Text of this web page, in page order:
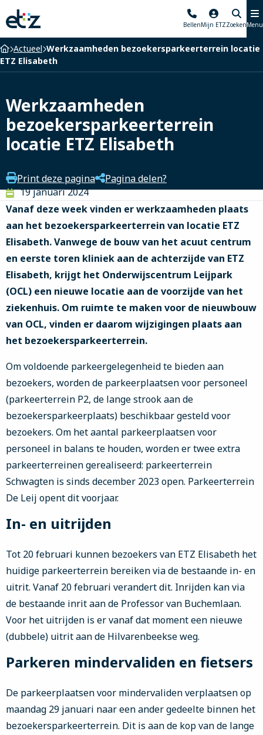
Elisabeth-
TweeSteden
Ziekenhuis
BellenMijn ETZZoekenMenu
Home
Actueel Werkzaamheden bezoekersparkeerterrein locatie
ETZ Elisabeth
Werkzaamheden
bezoekersparkeerterrein
locatie ETZ Elisabeth
Print deze pagina
Pagina delen?
19 januari 2024
Vanaf deze week vinden er werkzaamheden plaats
aan het bezoekersparkeerterrein van locatie ETZ
Elisabeth. Vanwege de bouw van het acuut centrum
en eerste toren kliniek aan de achterzijde van ETZ
Elisabeth, krijgt het Onderwijscentrum Leijpark
(OCL) een nieuwe locatie aan de voorzijde van het
ziekenhuis. Om ruimte te maken voor de nieuwbouw
van OCL, vinden er daarom wijzigingen plaats aan
het bezoekersparkeerterrein.
Om voldoende parkeergelegenheid te bieden aan
bezoekers, worden de parkeerplaatsen voor personeel
(parkeerterrein P2, de lange strook aan de
bezoekersparkeerplaats) beschikbaar gesteld voor
bezoekers. Om het aantal parkeerplaatsen voor
personeel in balans te houden, worden er twee extra
parkeerterreinen gerealiseerd: parkeerterrein
Schwagten is sinds december 2023 open. Parkeerterrein
De Leij opent dit voorjaar.
In- en uitrijden
Tot 20 februari kunnen bezoekers van ETZ Elisabeth het
huidige parkeerterrein bereiken via de bestaande in- en
uitrit. Vanaf 20 februari verandert dit. Inrijden kan via
de bestaande inrit aan de Professor van Buchemlaan.
Voor het uitrijden is er vanaf dat moment een nieuwe
(dubbele) uitrit aan de Hilvarenbeekse weg.
Parkeren mindervaliden en fietsers
De parkeerplaatsen voor mindervaliden verplaatsen op
maandag 29 januari naar een ander gedeelte binnen het
bezoekersparkeerterrein. Dit is aan de kop van de lange